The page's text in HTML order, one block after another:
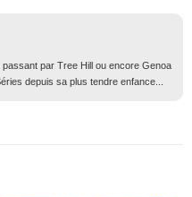
par Tree Hill ou encore Genoa
depuis sa plus tendre enfance...